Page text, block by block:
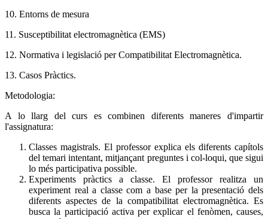
10. Entorns de mesura
11. Susceptibilitat electromagnètica (EMS)
12. Normativa i legislació per Compatibilitat Electromagnètica.
13. Casos Pràctics.
Metodologia:
A lo llarg del curs es combinen diferents maneres d'impartir
l'assignatura:
Classes magistrals. El professor explica els diferents capítols
del temari intentant, mitjançant preguntes i col-loqui, que sigui
lo més participativa possible.
Experiments pràctics a classe. El professor realitza un
experiment real a classe com a base per la presentació dels
diferents aspectes de la compatibilitat electromagnètica. Es
busca la participació activa per explicar el fenòmen, causes,